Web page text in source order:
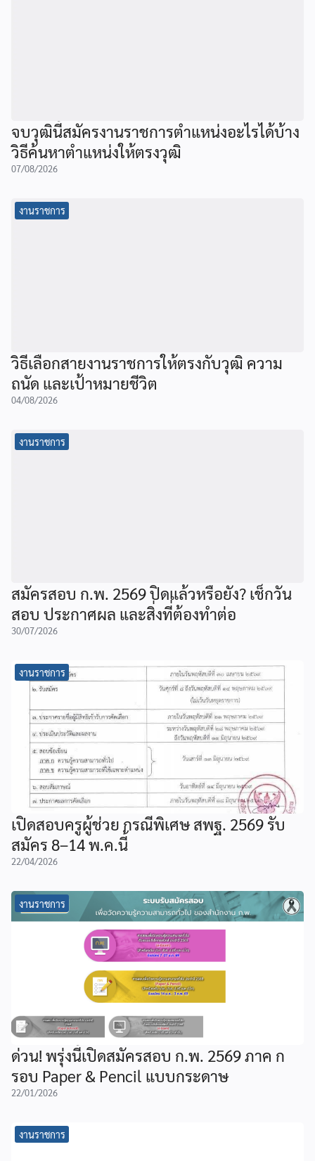
จบวุฒินี้สมัครงานราชการตำแหน่งอะไรได้บ้าง
วิธีค้นหาตำแหน่งให้ตรงวุฒิ
07/08/2026
งานราชการ
วิธีเลือกสายงานราชการให้ตรงกับวุฒิ ความ
ถนัด และเป้าหมายชีวิต
04/08/2026
งานราชการ
สมัครสอบ ก.พ. 2569 ปิดแล้วหรือยัง? เช็กวัน
สอบ ประกาศผล และสิ่งที่ต้องทำต่อ
30/07/2026
งานราชการ
เปิดสอบครูผู้ช่วย กรณีพิเศษ สพฐ. 2569 รับ
สมัคร 8–14 พ.ค.นี้
22/04/2026
งานราชการ
ด่วน! พรุ่งนี้เปิดสมัครสอบ ก.พ. 2569 ภาค ก
รอบ Paper & Pencil แบบกระดาษ
22/01/2026
งานราชการ